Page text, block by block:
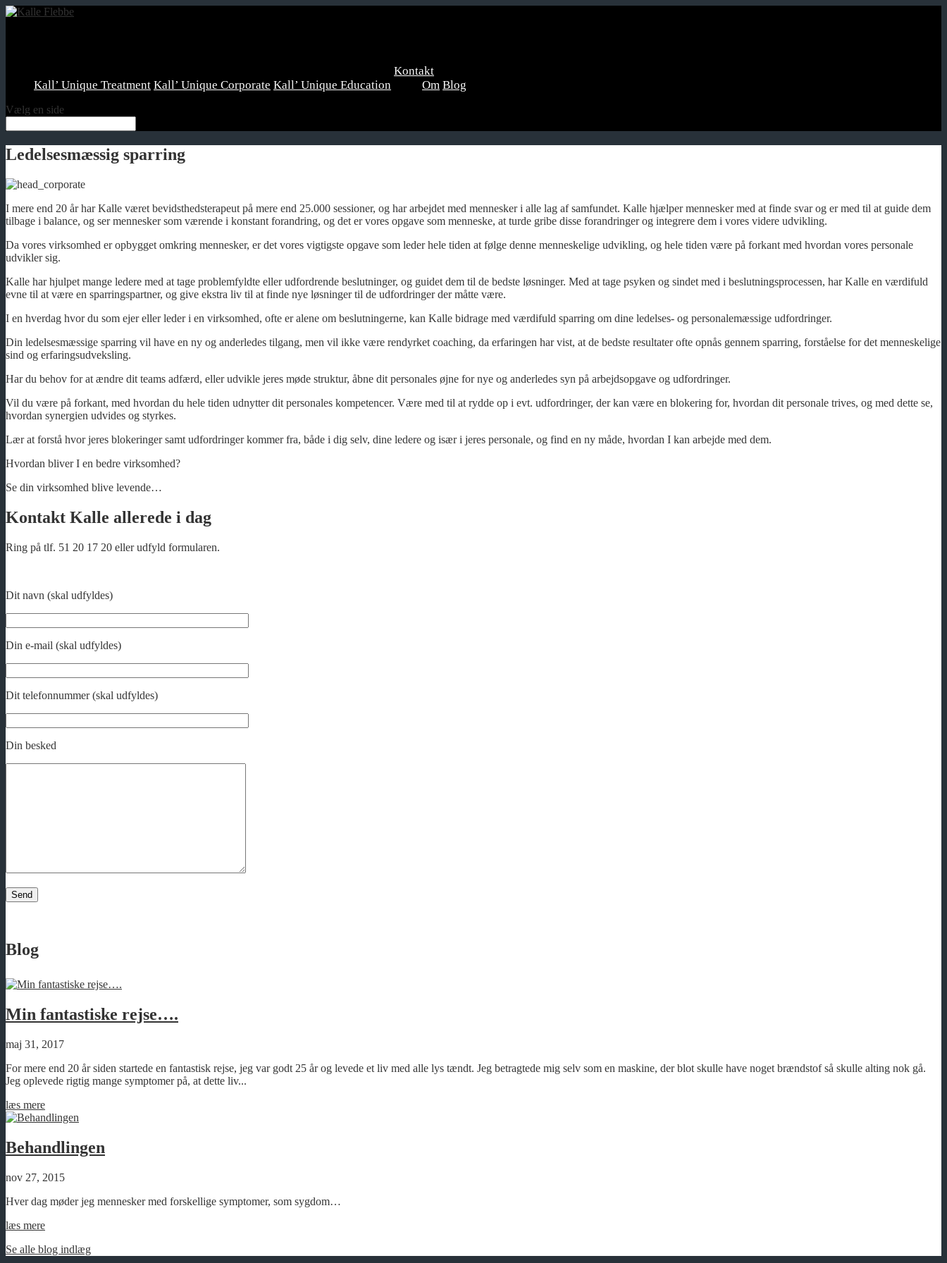
Kall’ Unique Treatment Kall’ Unique Corporate Kall’ Unique Education
Kontakt
Om Blog
Vælg en side
Ledelsesmæssig sparring
I mere end 20 år har Kalle været bevidsthedsterapeut på mere end 25.000 sessioner, og har arbejdet med mennesker i alle lag af samfundet. Kalle hjælper mennesker med at finde svar og er med til at guide dem
tilbage i balance, og ser mennesker som værende i konstant forandring, og det er vores opgave som menneske, at turde gribe disse forandringer og integrere dem i vores videre udvikling.
Da vores virksomhed er opbygget omkring mennesker, er det vores vigtigste opgave som leder hele tiden at følge denne menneskelige udvikling, og hele tiden være på forkant med hvordan vores personale
udvikler sig.
Kalle har hjulpet mange ledere med at tage problemfyldte eller udfordrende beslutninger, og guidet dem til de bedste løsninger. Med at tage psyken og sindet med i beslutningsprocessen, har Kalle en værdifuld
evne til at være en sparringspartner, og give ekstra liv til at finde nye løsninger til de udfordringer der måtte være.
I en hverdag hvor du som ejer eller leder i en virksomhed, ofte er alene om beslutningerne, kan Kalle bidrage med værdifuld sparring om dine ledelses- og personalemæssige udfordringer.
Din ledelsesmæssige sparring vil have en ny og anderledes tilgang, men vil ikke være rendyrket coaching, da erfaringen har vist, at de bedste resultater ofte opnås gennem sparring, forståelse for det menneskelige
sind og erfaringsudveksling.
Har du behov for at ændre dit teams adfærd, eller udvikle jeres møde struktur, åbne dit personales øjne for nye og anderledes syn på arbejdsopgave og udfordringer.
Vil du være på forkant, med hvordan du hele tiden udnytter dit personales kompetencer. Være med til at rydde op i evt. udfordringer, der kan være en blokering for, hvordan dit personale trives, og med dette se,
hvordan synergien udvides og styrkes.
Lær at forstå hvor jeres blokeringer samt udfordringer kommer fra, både i dig selv, dine ledere og især i jeres personale, og find en ny måde, hvordan I kan arbejde med dem.
Hvordan bliver I en bedre virksomhed?
Se din virksomhed blive levende…
Kontakt Kalle allerede i dag
Ring på tlf. 51 20 17 20 eller udfyld formularen.
Dit navn (skal udfyldes)
Din e-mail (skal udfyldes)
Dit telefonnummer (skal udfyldes)
Din besked
Blog
Min fantastiske rejse….
maj 31, 2017
For mere end 20 år siden startede en fantastisk rejse, jeg var godt 25 år og levede et liv med alle lys tændt. Jeg betragtede mig selv som en maskine, der blot skulle have noget brændstof så skulle alting nok gå.
Jeg oplevede rigtig mange symptomer på, at dette liv...
læs mere
Behandlingen
nov 27, 2015
Hver dag møder jeg mennesker med forskellige symptomer, som sygdom…
læs mere
Se alle blog indlæg